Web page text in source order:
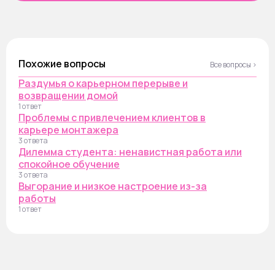
Похожие вопросы Все вопросы ›
Раздумья о карьерном перерыве и
возвращении домой
1 ответ
Проблемы с привлечением клиентов в
карьере монтажера
3 ответа
Дилемма студента: ненавистная работа или
спокойное обучение
3 ответа
Выгорание и низкое настроение из-за
работы
1 ответ